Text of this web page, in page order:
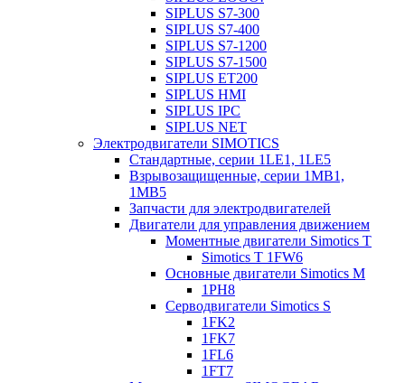
SIPLUS S7-300
SIPLUS S7-400
SIPLUS S7-1200
SIPLUS S7-1500
SIPLUS ET200
SIPLUS HMI
SIPLUS IPC
SIPLUS NET
Электродвигатели SIMOTICS
Стандартные, серии 1LE1, 1LE5
Взрывозащищенные, серии 1MB1,
1MB5
Запчасти для электродвигателей
Двигатели для управления движением
Моментные двигатели Simotics T
Simotics T 1FW6
Основные двигатели Simotics M
1PH8
Серводвигатели Simotics S
1FK2
1FK7
1FL6
1FT7